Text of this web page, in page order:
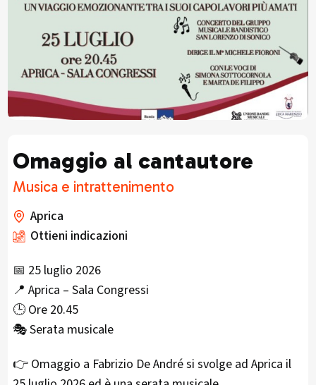
Omaggio al cantautore
Musica e intrattenimento
Aprica
Ottieni indicazioni
📅 25 luglio 2026
📍 Aprica – Sala Congressi
🕒 Ore 20.45
🎭 Serata musicale
👉 Omaggio a Fabrizio De André si svolge ad Aprica il